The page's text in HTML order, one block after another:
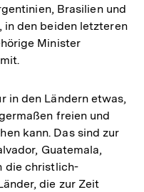
Brasilien und
in den beiden letzteren
Minister
in den Ländern etwas,
freien und
kann. Das sind zur
Guatemala,
die christlich-
die zur Zeit